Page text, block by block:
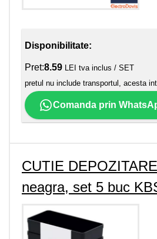
Disponibilitate:
Pret:8.59 LEI tva inclus / SET
pretul nu include transportul, acesta
Comanda prin
CUTIE
neagra, set 5 buc